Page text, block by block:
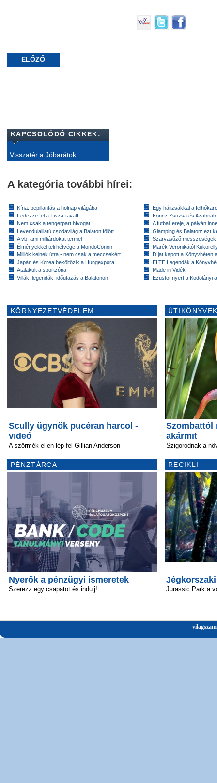
ELŐZŐ
KAPCSOLÓDÓ CIKKEK:
Visszatér a Jóbarátok
A kategória további hírei:
Kína: bepillantás a holnap világába
Fedezze fel a Tisza-tavat!
Nem csak a tengerpart hívogat
Levendulaillatú csodavilág a Balaton fölött
A vb, ami milliárdokat termel
Élményekkel teli hétvége a MondoConon
Milliók kelnek útra - nem csak a meccsekért
Japán és Korea beköltözik a Hungexpóra
Átalakult a sportzóna
Villák, legendák: időutazás a Balatonon
Egy hátizsákkal a
Koncz Zsuzsa és
A futball ereje, a pályán
Glamping és Balaton: ezt
Szarvasűző messzeségek
Marék Veronikától
Díjat kapott a Könyvhéten
ELTE Legendák a
Made in Vidék
Ezüstöt nyert a Kodolányi
KÖRNYEZETVÉDELEM
Scully ügynök pucéran harcol -
videó
A szőrmék ellen lép fel Gillian Anderson
PÉNZTÁRCA
Nyerők a pénzügyi ismeretek
Szerezz egy csapatot és indulj!
Szombattól
akármit
Szigorodnak a
RECIKLI
Jurassic Park a